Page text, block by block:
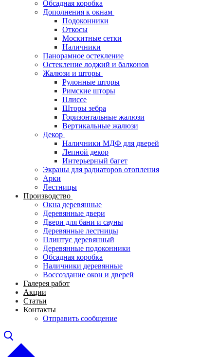
Обсадная коробка
Дополнения к окнам
Подоконники
Откосы
Москитные сетки
Наличники
Панорамное остекление
Остекление лоджий и балконов
Жалюзи и шторы
Рулонные шторы
Римские шторы
Плиссе
Шторы зебра
Горизонтальные жалюзи
Вертикальные жалюзи
Декор
Наличники МДФ для дверей
Лепной декор
Интерьерный багет
Экраны для радиаторов отопления
Арки
Лестницы
Производство
Окна деревянные
Деревянные двери
Двери для бани и сауны
Деревянные лестницы
Плинтус деревянный
Деревянные подоконники
Обсадная коробка
Наличники деревянные
Воссоздание окон и дверей
Галерея работ
Акции
Статьи
Контакты
Отправить сообщение